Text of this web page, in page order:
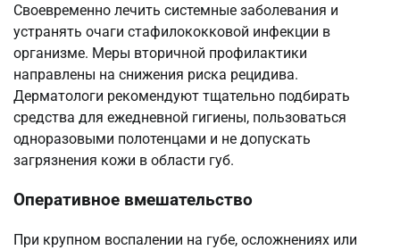
Своевременно лечить системные заболевания и
устранять очаги стафилококковой инфекции в
организме. Меры вторичной профилактики
направлены на снижения риска рецидива.
Дерматологи рекомендуют тщательно подбирать
средства для ежедневной гигиены, пользоваться
одноразовыми полотенцами и не допускать
загрязнения кожи в области губ.
Оперативное вмешательство
При крупном воспалении на губе, осложнениях или